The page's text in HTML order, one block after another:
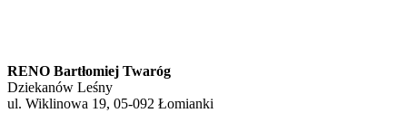
RENO Bartłomiej Twaróg
Dziekanów Leśny
ul. Wiklinowa 19, 05-092 Łomianki